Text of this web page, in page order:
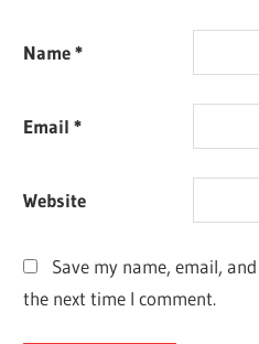
Name*
Email*
Website
Save my name, email,
the next time I comment.